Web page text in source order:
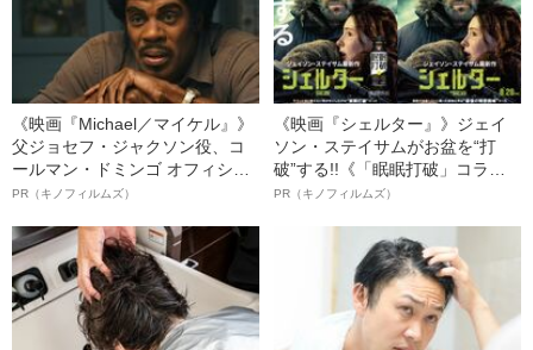
《映画『Michael／マイケル』》
父ジョセフ・ジャクソン役、コ
ールマン・ドミンゴ オフィシャ
ルインタビュー“観客を魅了した
語る”《日本興収70億円突破》
PR（キノフィルムズ）
《映画『シェルター』》ジェイ
ソン・ステイサムがお盆を“打
破”する!!《「眠眠打破」コラ
ボ》
PR（キノフィルムズ）